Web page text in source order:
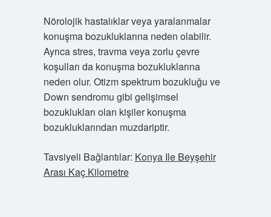
Nörolojik hastalıklar veya yaralanmalar
konuşma bozukluklarına neden olabilir.
Ayrıca stres, travma veya zorlu çevre
koşulları da konuşma bozukluklarına
neden olur. Otizm spektrum bozukluğu ve
Down sendromu gibi gelişimsel
bozuklukları olan kişiler konuşma
bozukluklarından muzdariptir.
Tavsiyeli Bağlantılar: Konya Ile Beyşehir
Arası Kaç Kilometre